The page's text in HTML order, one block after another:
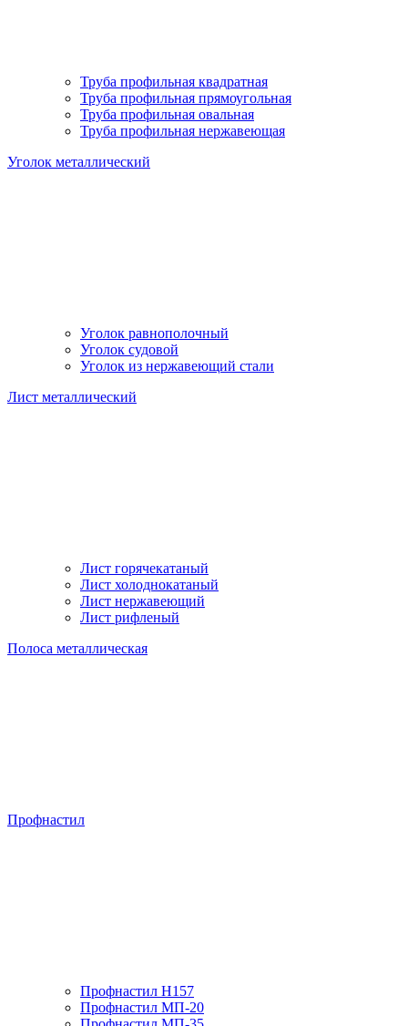
Труба профильная квадратная
Труба профильная прямоугольная
Труба профильная овальная
Труба профильная нержавеющая
Уголок металлический
Уголок равнополочный
Уголок судовой
Уголок из нержавеющий стали
Лист металлический
Лист горячекатаный
Лист холоднокатаный
Лист нержавеющий
Лист рифленый
Полоса металлическая
Профнастил
Профнастил H157
Профнастил МП-20